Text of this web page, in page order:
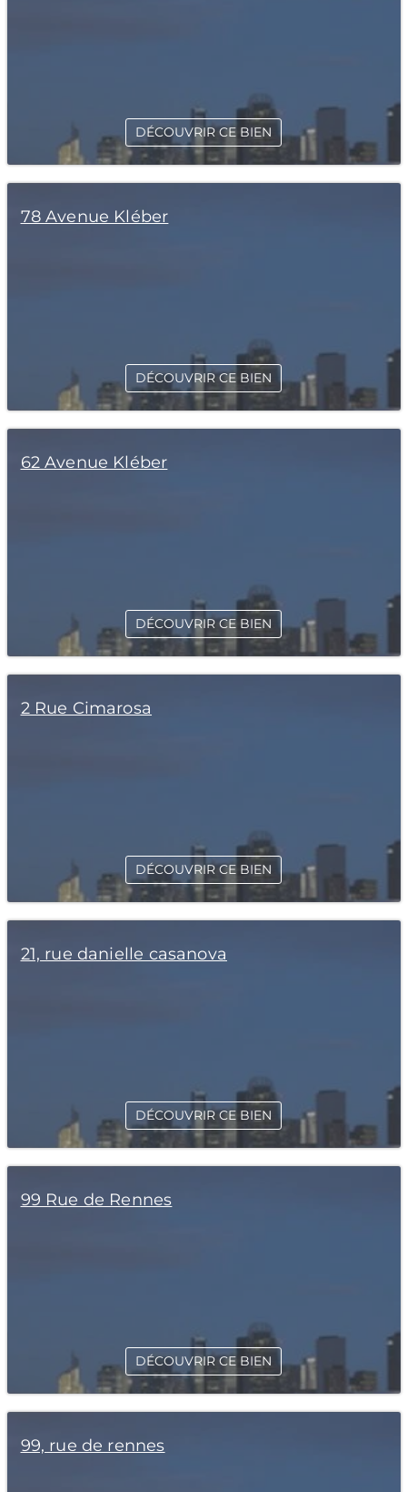
DÉCOUVRIR CE BIEN
78 Avenue Kléber
DÉCOUVRIR CE BIEN
62 Avenue Kléber
DÉCOUVRIR CE BIEN
2 Rue Cimarosa
DÉCOUVRIR CE BIEN
21, rue danielle casanova
DÉCOUVRIR CE BIEN
99 Rue de Rennes
DÉCOUVRIR CE BIEN
99, rue de rennes